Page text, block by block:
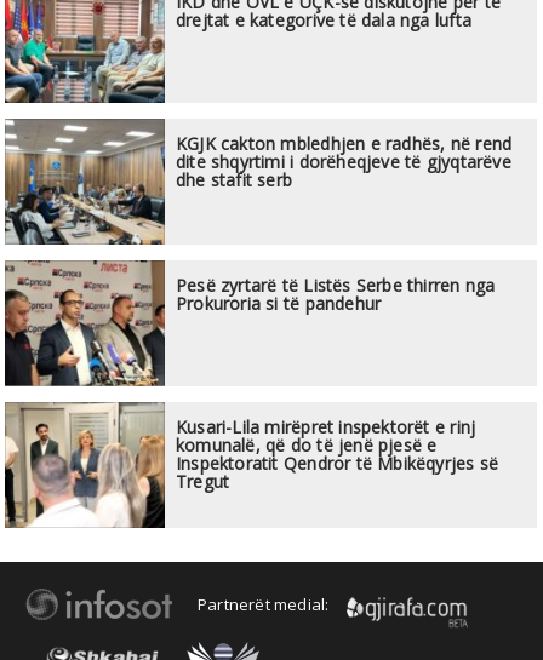
drejtat e kategorive të dala nga lufta
KGJK cakton mbledhjen e radhës, në rend
dite shqyrtimi i dorëheqjeve të gjyqtarëve
dhe stafit serb
Pesë zyrtarë të Listës Serbe thirren nga
Prokuroria si të pandehur
Kusari-Lila mirëpret inspektorët e rinj
komunalë, që do të jenë pjesë e
Inspektoratit Qendror të Mbikëqyrjes së
Tregut
Partnerët medial: